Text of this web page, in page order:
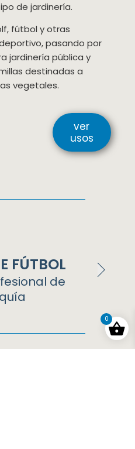
de jardinería.
fútbol y otras
pasando por
jardinería pública y
destinadas a
vegetales.
ver
usos
FÚTBOL
de
KMS
GOLF
0